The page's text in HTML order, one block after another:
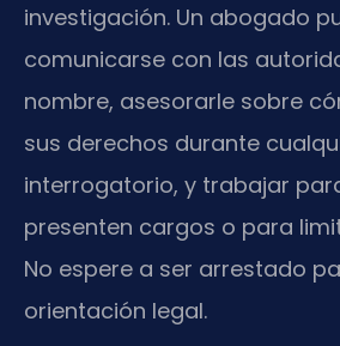
investigación. Un abogado
comunicarse con las
nombre, asesorarle sobre
sus derechos durante
interrogatorio, y trabajar
presenten cargos o para
No espere a ser arrestado
orientación legal.